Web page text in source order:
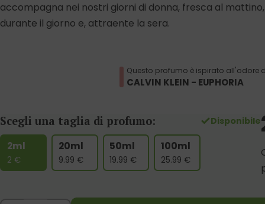
accompagna nei nostri giorni di donna, fresca al
durante il giorno e, attraente la sera.
Questo profumo è ispirato all'odore
CALVIN KLEIN - EUPHORIA
Scegli una taglia di profumo:
2ml
2 €
20ml
9.99 €
50ml
19.99 €
100ml
25.99 €
Disponibile